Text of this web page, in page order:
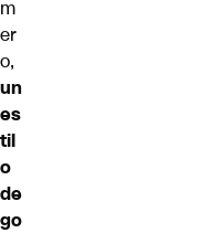
m
er
o,
un
es
til
o
de
go